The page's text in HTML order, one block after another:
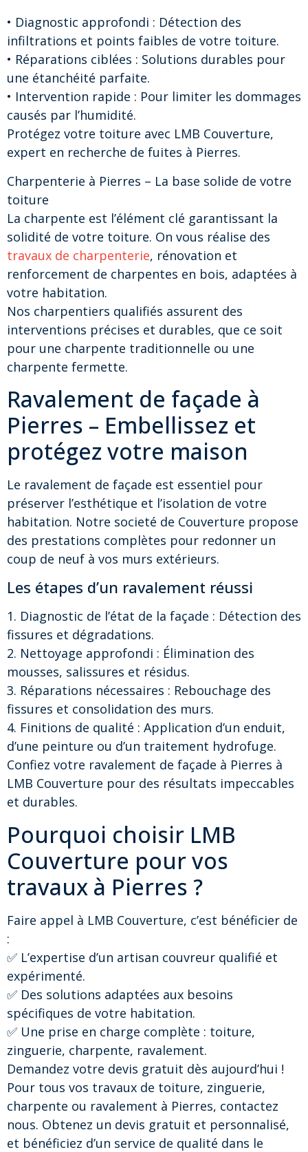
• Diagnostic approfondi : Détection des
infiltrations et points faibles de votre toiture.
• Réparations ciblées : Solutions durables pour
une étanchéité parfaite.
• Intervention rapide : Pour limiter les dommages
causés par l’humidité.
Protégez votre toiture avec LMB Couverture,
expert en recherche de fuites à Pierres.
Charpenterie à Pierres – La base solide de votre
toiture
La charpente est l’élément clé garantissant la
solidité de votre toiture. On vous réalise des
travaux de charpenterie, rénovation et
renforcement de charpentes en bois, adaptées à
votre habitation.
Nos charpentiers qualifiés assurent des
interventions précises et durables, que ce soit
pour une charpente traditionnelle ou une
charpente fermette.
Ravalement de façade à
Pierres – Embellissez et
protégez votre maison
Le ravalement de façade est essentiel pour
préserver l’esthétique et l’isolation de votre
habitation. Notre societé de Couverture propose
des prestations complètes pour redonner un
coup de neuf à vos murs extérieurs.
Les étapes d’un ravalement réussi
1. Diagnostic de l’état de la façade : Détection des
fissures et dégradations.
2. Nettoyage approfondi : Élimination des
mousses, salissures et résidus.
3. Réparations nécessaires : Rebouchage des
fissures et consolidation des murs.
4. Finitions de qualité : Application d’un enduit,
d’une peinture ou d’un traitement hydrofuge.
Confiez votre ravalement de façade à Pierres à
LMB Couverture pour des résultats impeccables
et durables.
Pourquoi choisir LMB
Couverture pour vos
travaux à Pierres ?
Faire appel à LMB Couverture, c’est bénéficier de
:
✅ L’expertise d’un artisan couvreur qualifié et
expérimenté.
✅ Des solutions adaptées aux besoins
spécifiques de votre habitation.
✅ Une prise en charge complète : toiture,
zinguerie, charpente, ravalement.
Demandez votre devis gratuit dès aujourd’hui !
Pour tous vos travaux de toiture, zinguerie,
charpente ou ravalement à Pierres, contactez
nous. Obtenez un devis gratuit et personnalisé,
et bénéficiez d’un service de qualité dans le